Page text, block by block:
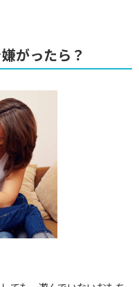
がったら？